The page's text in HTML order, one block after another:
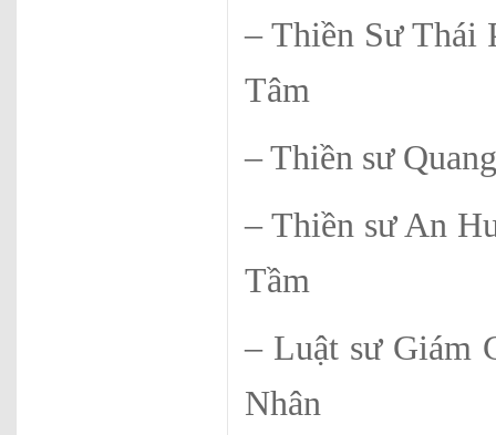
– Thiền Sư
Tâm
– Thiền sư
– Thiền sư
Tầm
– Luật sư
Nhân